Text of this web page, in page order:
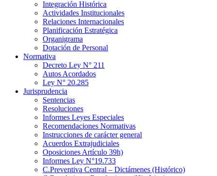
Integración Histórica
Actividades Institucionales
Relaciones Internacionales
Planificación Estratégica
Organigrama
Dotación de Personal
Normativa
Decreto Ley N° 211
Autos Acordados
Ley N° 20.285
Jurisprudencia
Sentencias
Resoluciones
Informes Leyes Especiales
Recomendaciones Normativas
Instrucciones de carácter general
Acuerdos Extrajudiciales
Oposiciones Artículo 39h)
Informes Ley N°19.733
C.Preventiva Central – Dictámenes (Histórico)